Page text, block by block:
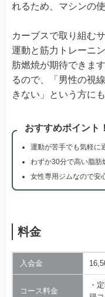
れるため、マシンの
カーブスで取り組む
運動と筋力トレーニ
肪燃焼が期待できま
るので、「男性の視
きない」という方に
おすすめポイント！
運動が苦手でも気軽に
わずか30分で高い脂肪
女性専用ジムなので安
料金
入会金
コース料金
・